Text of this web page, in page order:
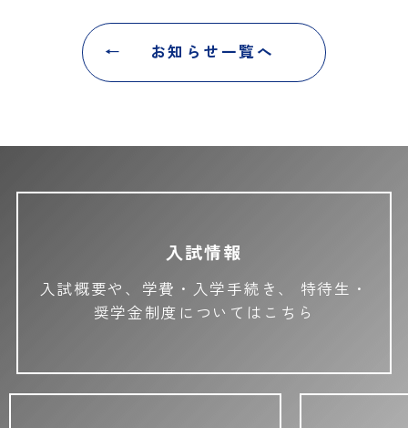
お知らせ一覧へ
入試情報
入試概要や、学費・入学手続き、
特待生・
奨学金制度についてはこちら